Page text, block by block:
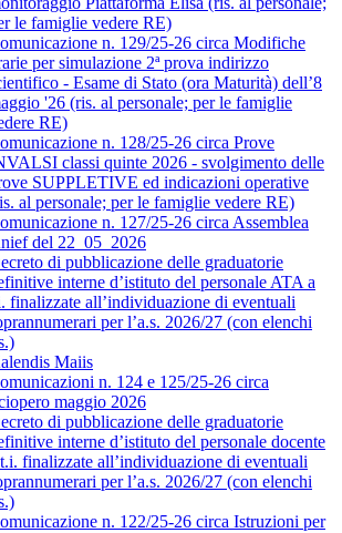
le famiglie vedere RE)
n. 129/25-26 circa Modifiche
per simulazione 2ª prova indirizzo
- Esame di Stato (ora Maturità) dell’8
'26 (ris. al personale; per le famiglie
RE)
n. 128/25-26 circa Prove
classi quinte 2026 - svolgimento delle
SUPPLETIVE ed indicazioni operative
al personale; per le famiglie vedere RE)
n. 127/25-26 circa Assemblea
del 22_05_2026
di pubblicazione delle graduatorie
interne d’istituto del personale ATA a
finalizzate all’individuazione di eventuali
per l’a.s. 2026/27 (con elenchi
Maiis
n. 124 e 125/25-26 circa
maggio 2026
di pubblicazione delle graduatorie
interne d’istituto del personale docente
finalizzate all’individuazione di eventuali
per l’a.s. 2026/27 (con elenchi
n. 122/25-26 circa Istruzioni per